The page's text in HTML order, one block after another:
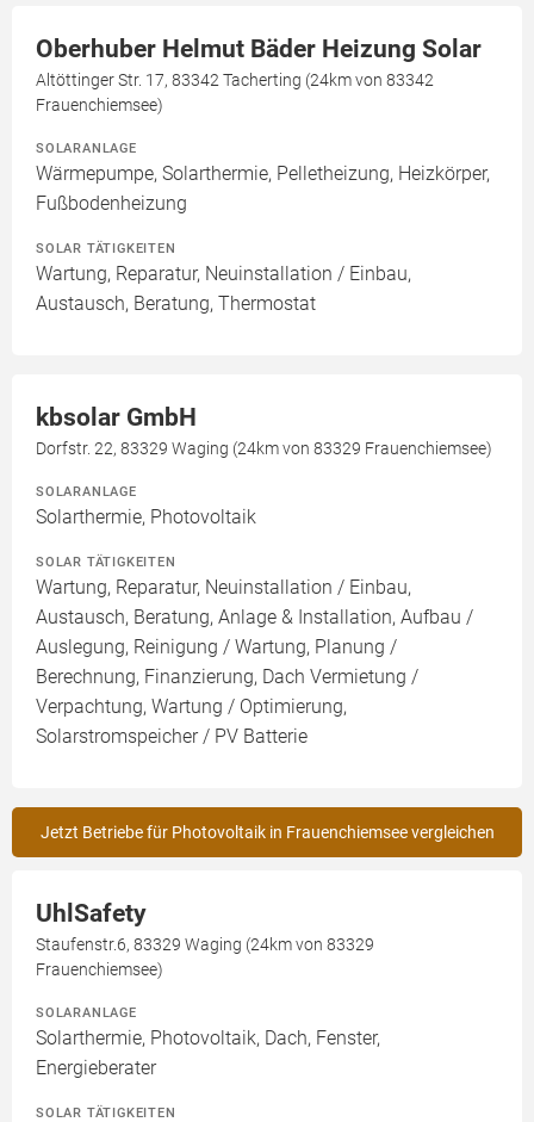
Oberhuber Helmut Bäder Heizung Solar
Altöttinger Str. 17, 83342 Tacherting (24km von 83342
Frauenchiemsee)
SOLARANLAGE
Wärmepumpe, Solarthermie, Pelletheizung, Heizkörper,
Fußbodenheizung
SOLAR TÄTIGKEITEN
Wartung, Reparatur, Neuinstallation / Einbau,
Austausch, Beratung, Thermostat
kbsolar GmbH
Dorfstr. 22, 83329 Waging (24km von 83329 Frauenchiemsee)
SOLARANLAGE
Solarthermie, Photovoltaik
SOLAR TÄTIGKEITEN
Wartung, Reparatur, Neuinstallation / Einbau,
Austausch, Beratung, Anlage & Installation, Aufbau /
Auslegung, Reinigung / Wartung, Planung /
Berechnung, Finanzierung, Dach Vermietung /
Verpachtung, Wartung / Optimierung,
Solarstromspeicher / PV Batterie
Jetzt Betriebe für Photovoltaik in Frauenchiemsee vergleichen
UhlSafety
Staufenstr.6, 83329 Waging (24km von 83329
Frauenchiemsee)
SOLARANLAGE
Solarthermie, Photovoltaik, Dach, Fenster,
Energieberater
SOLAR TÄTIGKEITEN